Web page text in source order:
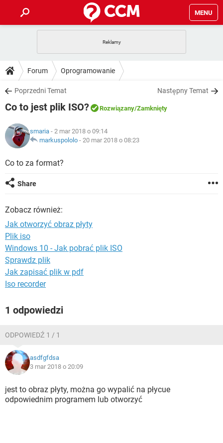
MENU
GRY WHATSAPP
SPOTIFY
INSTAGRAM FACEBOOK
WINDOWS 10
PORADY
PlayStation TIKTOK
INSTAGRAM
WINDOWS 10
DO POBRANIA
ANDROID TIKTOK
GRY
IOS NETFLIX
INSTAGRAM
COVID-19
GRY
SPOTIFY
INSTAGRAM
ARTYKUŁY
COVID-19
INSTAGRAM
WINDOWS 10
Forum Oprogramowanie
Poprzedni Temat Następny Temat
Co to jest plik ISO? Rozwiązany/Zamknięty
smaria - 2 mar 2018 o 09:14
markuspololo - 20 mar 2018 o 08:23
Co to za format?
Share
Zobacz również:
Jak otworzyć obraz płyty
Plik iso
Windows 10 - Jak pobrać plik ISO
Sprawdz plik
Jak zapisać plik w pdf
Iso recorder
1 odpowiedzi
ODPOWIEDŹ 1 / 1
asdfgfdsa
3 mar 2018 o 20:09
jest to obraz płyty, można go wypalić na płycue
odpowiednim programem lub otworzyć